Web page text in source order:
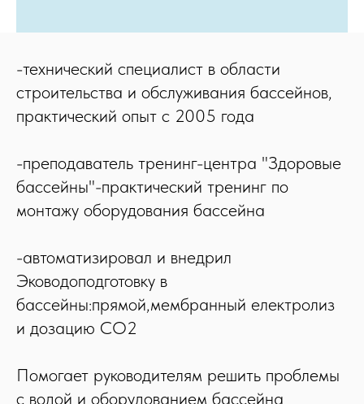
-технический специалист в области
строительства и обслуживания бассейнов,
практический опыт с 2005 года
-преподаватель тренинг-центра "Здоровые
бассейны"-практический тренинг по
монтажу оборудования бассейна
-автоматизировал и внедрил
Эководоподготовку в
бассейны:прямой,мембранный електролиз
и дозацию СО2
Помогает руководителям решить проблемы
с водой и оборудованием бассейна